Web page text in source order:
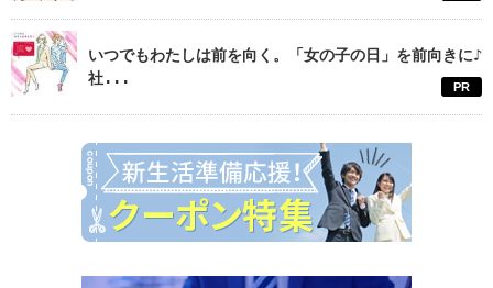
いつでもわたしは前を向く。「女の子の日」を前向きに♪
社...
PR